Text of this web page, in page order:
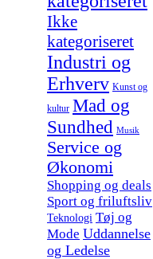
Ikke
kategoriseret
Industri og
Erhverv Kunst og
kultur Mad og
Sundhed Musik
Service og
Økonomi
Shopping og deals
Sport og friluftsliv
Teknologi Tøj og
Mode Uddannelse
og Ledelse